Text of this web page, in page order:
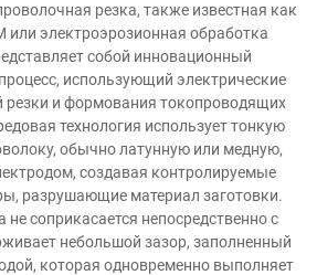
резка, также известная как
или электроэрозионная обработка
собой инновационный
использующий электрические
резки и формования токопроводящих
технология использует тонкую
обычно латунную или медную,
создавая контролируемые
разрушающие материал заготовки.
соприкасается непосредственно с
небольшой зазор, заполненный
которая одновременно выполняет